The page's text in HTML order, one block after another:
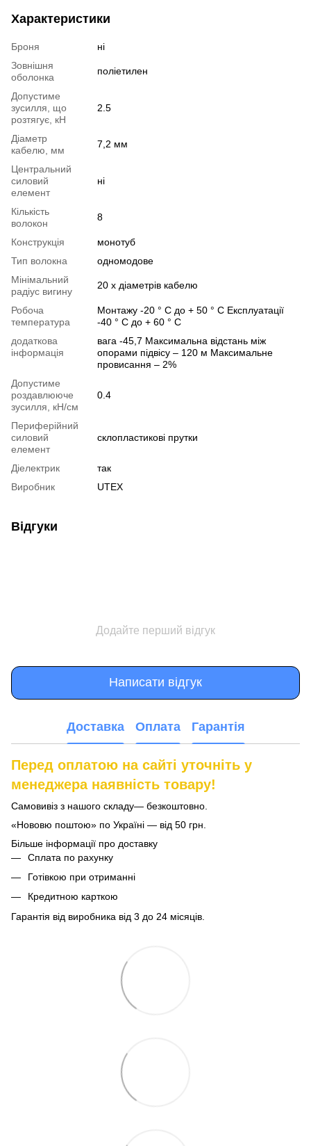
Характеристики
Броня
ні
Зовнішня
оболонка
поліетилен
Допустиме
зусилля, що
розтягує, кН
2.5
Діаметр
кабелю, мм
7,2 мм
Центральний
силовий
елемент
ні
Кількість
волокон
8
Конструкція
монотуб
Тип волокна
одномодове
Мінімальний
радіус вигину
20 х діаметрів кабелю
Робоча
температура
Монтажу -20 ° C до + 50 ° C Експлуатації
-40 ° C до + 60 ° C
додаткова
інформація
вага -45,7 Максимальна відстань між
опорами підвісу – 120 м Максимальне
провисання – 2%
Допустиме
роздавлююче
зусилля, кН/см
0.4
Периферійний
силовий
елемент
склопластикові прутки
Діелектрик
так
Виробник
UTEX
Відгуки
Додайте перший відгук
Написати відгук
Доставка Оплата Гарантія
Перед оплатою на сайті уточніть у
менеджера наявність товару!
Самовивіз з нашого складу— безкоштовно.
«Нововю поштою» по Україні — від 50 грн.
Більше інформації про доставку
Сплата по рахунку
Готівкою при отриманні
Кредитною карткою
Гарантія від виробника від 3 до 24 місяців.